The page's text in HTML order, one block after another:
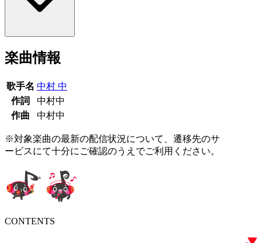
楽曲情報
歌手名 中村 中
作詞
中村中
作曲
中村中
※対象楽曲の最新の配信状況について、遷移先のサ
ービスにて十分にご確認のうえでご利用ください。
CONTENTS